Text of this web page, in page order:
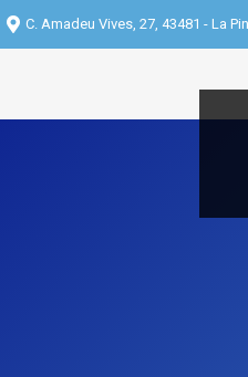
C. Amadeu Vives, 27, 43481 - La